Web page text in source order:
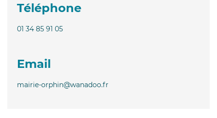
Téléphone
01 34 85 91 05
Email
mairie-orphin@wanadoo.fr